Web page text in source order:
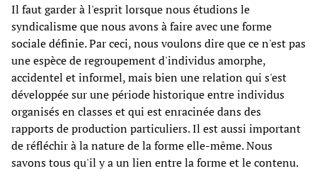
Il faut garder à l'esprit lorsque nous étudions le
syndicalisme que nous avons à faire avec une forme
sociale définie. Par ceci, nous voulons dire que ce n'est pas
une espèce de regroupement d'individus amorphe,
accidentel et informel, mais bien une relation qui s'est
développée sur une période historique entre individus
organisés en classes et qui est enracinée dans des
rapports de production particuliers. Il est aussi important
de réfléchir à la nature de la forme elle-même. Nous
savons tous qu'il y a un lien entre la forme et le contenu.